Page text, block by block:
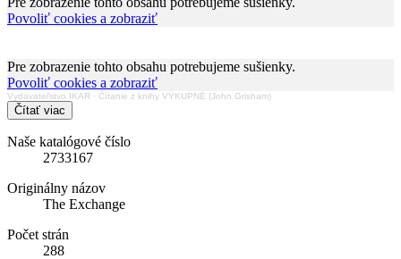
Povoliť cookies a zobraziť
Pre zobrazenie tohto obsahu potrebujeme sušienky.
Povoliť cookies a zobraziť
Vydavateľstvo IKAR · Čítanie z knihy VÝKUPNÉ (John Grisham)
Čítať viac
Naše katalógové číslo
2733167
Originálny názov
The Exchange
Počet strán
288